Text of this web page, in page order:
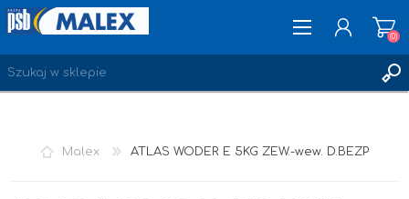
ZAREJESTRUJ SIĘ
(0)
Malex ATLAS WODER E 5KG ZEW.-wew. D.BEZP